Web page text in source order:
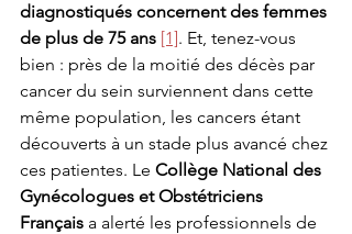
diagnostiqués concernent des femmes
de plus de 75 ans [1]. Et, tenez-vous
bien : près de la moitié des décès par
cancer du sein surviennent dans cette
même population, les cancers étant
découverts à un stade plus avancé chez
ces patientes. Le Collège National des
Gynécologues et Obstétriciens
Français a alerté les professionnels de